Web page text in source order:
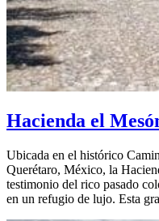
Hacienda el
Ubicada en el histórico
Querétaro, México, la
testimonio del rico pasado
en un refugio de lujo. Esta